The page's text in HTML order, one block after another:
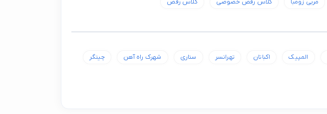
المپیک اکباتان تهرانسر ستاری شهرک راه آهن چیتگر